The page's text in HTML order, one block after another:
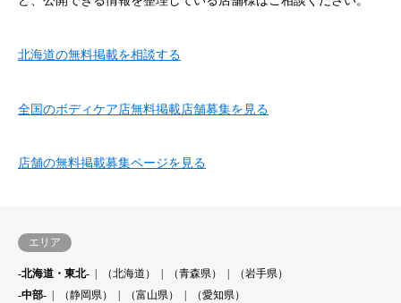
北海道の無料掲載を相談する
全国のボディケア店無料掲載店舗募集を見る
店舗の無料掲載募集ページを見る
エリア
-北海道・東北- （北海道） （青森県）
（岩手県）
-中部-
（静岡県） （富山県）
（愛知県）